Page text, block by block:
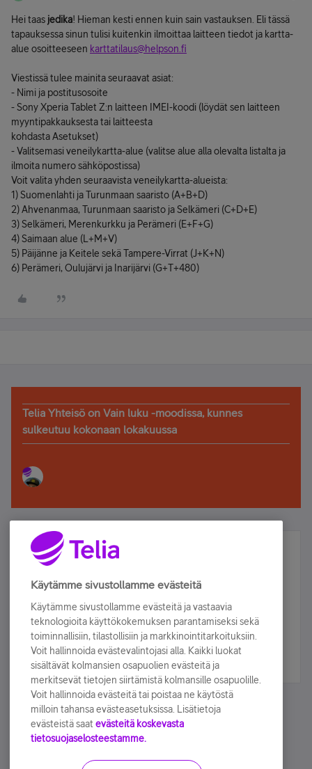
Hei taas jedika! Hieman kesti ennen kuin sain vastauksen. Eli tässä
tapauksessa sinun tulisi kuitenkin ilmoittaa laitteen tiedot ja kartta-
alue osoitteeseen karttatilaus@helpson.fi
Viestissä tulee mainita seuraavat asiat:
- Nimi ja postitusosoite
- Sony Xperia Tablet Z:n laitteen IMEI-koodi (löydät sen laitteen
myyntipakkauksesta tai laitteesta
kohdasta Asetukset)
- Valitsemasi veneilykartta-alue (valitse alue alla olevalta listalta ja
ilmoita numero sähköpostissa)
Voit valita yhden seuraavista veneilykartta-alueista:
1) Suomenlahti ja Turunmaan saaristo (A+B+D)
2) Ahvenanmaa, Turunmaan saaristo ja Selkämeri (C+D+E)
3) Selkämeri, Merenkurkku ja Perämeri (E+F+G)
4) Saimaan alue (L+M+V)
5) Päijänne ja Keitele sekä Tampere-Virrat (J+K+N)
6) Perämeri, Oulujärvi ja Inarijärvi (G+T+480)
Telia Yhteisö on Vain luku -moodissa, kunnes
sulkeutuu kokonaan lokakuussa
Älä jää paitsi – osallistu ja voita!
Tilaa Telian uutiskirje ja olet mukana arvonnassa.
sähköpostiisi.
Tilaa nyt
Käytämme sivustollamme evästeitä
Käytämme sivustollamme evästeitä ja vastaavia
teknologioita käyttökokemuksen parantamiseksi sekä
toiminnallisiin, tilastollisiin ja markkinointitarkoituksiin.
Voit hallinnoida evästevalintojasi alla. Kaikki luokat
sisältävät kolmansien osapuolien evästeitä ja
merkitsevät tietojen siirtämistä kolmansille osapuolille.
Voit hallinnoida evästeitä tai poistaa ne käytöstä
milloin tahansa evästeasetuksissa. Lisätietoja
evästeistä saat evästeitä koskevasta
tietosuojaselosteestamme.